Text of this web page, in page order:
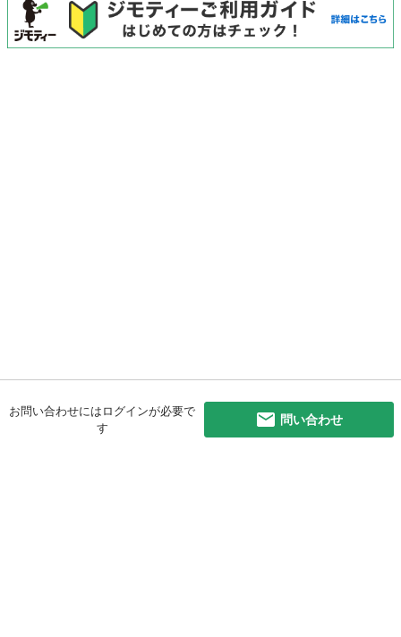
お問い合わせにはログインが必要で
す
問い合わせ